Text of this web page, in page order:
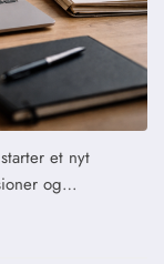
et nyt
og…